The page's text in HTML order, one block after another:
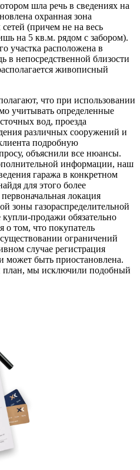
шла речь в сведениях на
охранная зона
(причем не на весь
на 5 кв.м. рядом с забором).
участка расположена в
в непосредственной близости
живописный
что при использовании
учитывать определенные
вод, проезда
различных сооружений и
подробную
объяснили все нюансы.
информации, наш
гаража в конкретном
для этого более
локация
зоны газораспределительной
продажи обязательно
о том, что покупатель
ограничений
случае регистрация
может быть приостановлена.
план, мы исключили подобный